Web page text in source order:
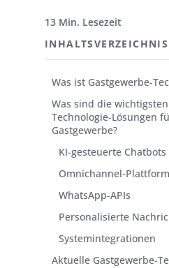
13 Min. Lesezeit
INHALTSVERZEICHNIS
Was ist Gastgewerbe-
Was sind die
Technologie-Lösungen
Gastgewerbe?
KI-gesteuerte Chatbots
Omnichannel-
WhatsApp-APIs
Personalisierte
Systemintegrationen
Aktuelle Gastgewerbe-